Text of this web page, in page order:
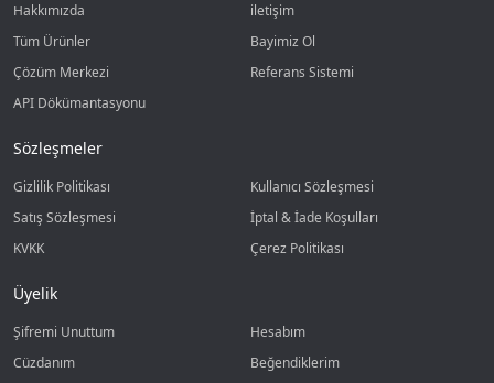
Hakkımızda
iletişim
Tüm Ürünler
Bayimiz Ol
Çözüm Merkezi
Referans Sistemi
API Dökümantasyonu
Sözleşmeler
Gizlilik Politikası
Kullanıcı Sözleşmesi
Satış Sözleşmesi
İptal & İade Koşulları
KVKK
Çerez Politikası
Üyelik
Şifremi Unuttum
Hesabım
Cüzdanım
Beğendiklerim